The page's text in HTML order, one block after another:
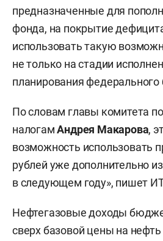
предназначенные для
фонда, на покрытие
использовать такую
не только на стадии
планирования
По словам главы комитета
налогамАндрея Макарова,
возможность использовать
рублей уже дополнительно
в следующем году», пишет
Нефтегазовые доходы
сверх базовой цены на нефть